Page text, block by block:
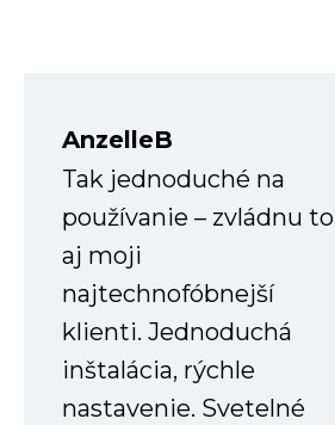
AnzelleB
Tak jednoduché na
používanie – zvládnu to
aj moji
najtechnofóbnejší
klienti. Jednoduchá
inštalácia, rýchle
nastavenie. Svetelné